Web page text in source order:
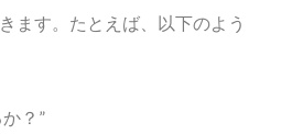
ます。たとえば、以下のよう
？”